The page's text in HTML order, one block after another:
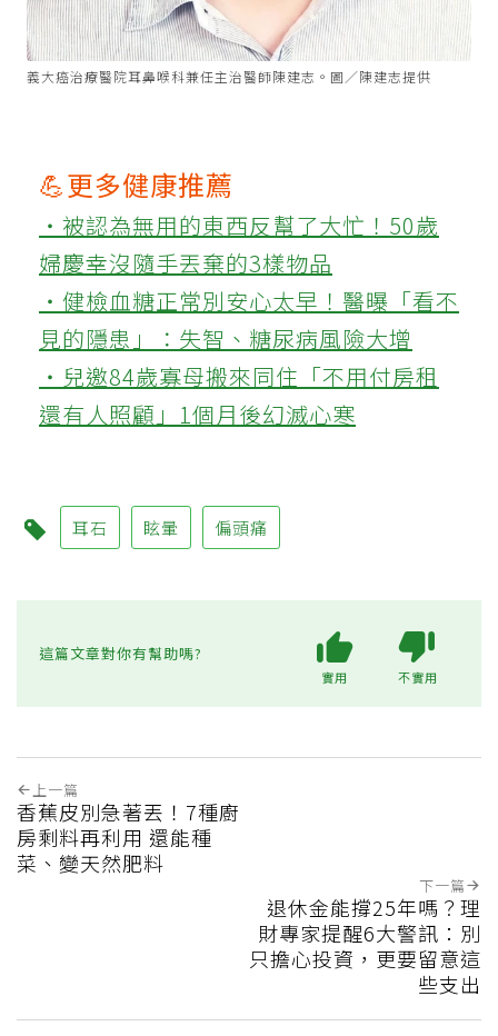
義大癌治療醫院耳鼻喉科兼任主治醫師陳建志。圖／陳建志提供
💪更多健康推薦
‧被認為無用的東西反幫了大忙！50歲
婦慶幸沒隨手丟棄的3樣物品
‧健檢血糖正常別安心太早！醫曝「看不
見的隱患」：失智、糖尿病風險大增
‧兒邀84歲寡母搬來同住「不用付房租
還有人照顧」1個月後幻滅心寒
耳石 眩暈 偏頭痛
這篇文章對你有幫助嗎?
實用 不實用
上一篇
香蕉皮別急著丟！7種廚
房剩料再利用 還能種
菜、變天然肥料
下一篇
退休金能撐25年嗎？理
財專家提醒6大警訊：別
只擔心投資，更要留意這
些支出